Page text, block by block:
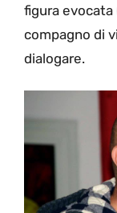
figura evocata
compagno di
dialogare.